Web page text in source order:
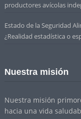
productores avícolas
Estado de la Seguridad
¿Realidad estadística o
Nuestra misión
Nuestra misión
hacia una vida